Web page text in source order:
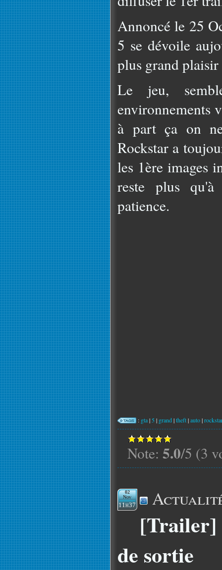
Annoncé le 25
5 se dévoile
plus grand plaisir
Le jeu,
environnements
à part ça on
Rockstar a
les 1ère images
reste plus
patience.
: gta| 5 | grand|theft|auto|
Note: 5.0/5 (3
02
Nov
11h37
[Trailer]
de sortie